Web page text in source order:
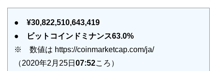
● ¥30,822,510,643,419
●
ビットコインドミナンス63.0%
※ 数値は https://coinmarketcap.com/ja/
（2020年2月25日 07:52ころ）